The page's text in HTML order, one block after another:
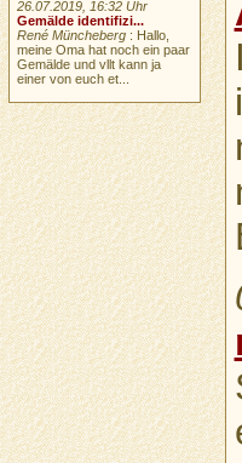
26.07.2019, 16:32 Uhr
Gemälde identifizi...
René Müncheberg : Hallo,
meine Oma hat noch ein paar
Gemälde und vllt kann ja
einer von euch et...